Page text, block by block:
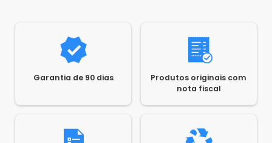
tem suporte ao windows 11 ?
Saldão da Informática um ano atrás
Sim, esse equipamento suporta Windows 11.
Garantia de 90 dias
Produtos originais com
nota fiscal